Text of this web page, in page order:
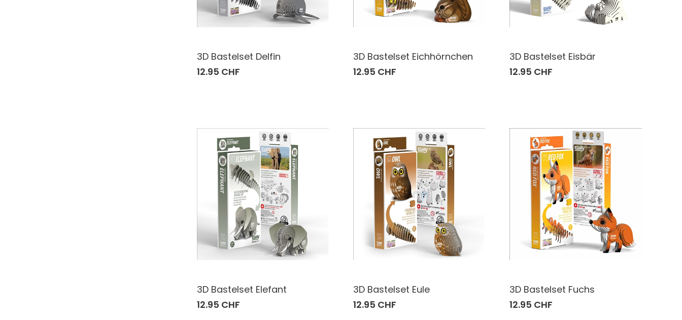
3D Bastelset Delfin
12.95 CHF
3D Bastelset Eichhörnchen
12.95 CHF
3D Bastelset Eisbär
12.95 CHF
3D Bastelset Elefant
12.95 CHF
3D Bastelset Eule
12.95 CHF
3D Bastelset Fuchs
12.95 CHF